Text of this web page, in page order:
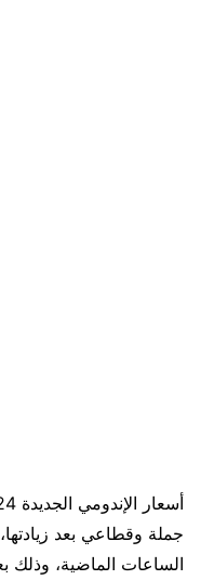
جملة وقطاعي بعد
الساعات الماضية، وذلك